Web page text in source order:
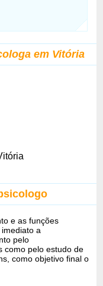
em Vitória
e as funções
a
pelo
como pelo estudo de
como objetivo final o